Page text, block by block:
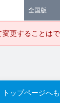
全国版
変更することはで
トップページへ